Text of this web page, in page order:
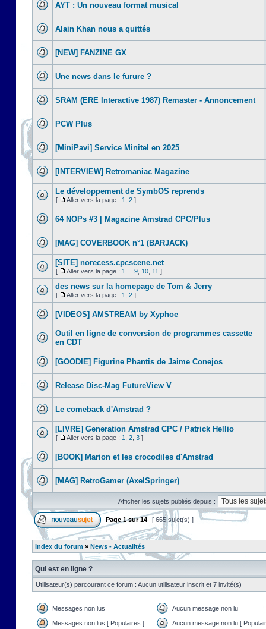
AYT : Un nouveau format musical
Alain Khan nous a quittés
[NEW] FANZINE GX
Une news dans le furure ?
SRAM (ERE Interactive 1987) Remaster - Annoncement
PCW Plus
[MiniPavi] Service Minitel en 2025
[INTERVIEW] Retromaniac Magazine
Le développement de SymbOS reprends
[ Aller vers la page : 1 2 ]
64 NOPs #3 | Magazine Amstrad CPC/Plus
[MAG] COVERBOOK n°1 (BARJACK)
[SITE] norecess.cpcscene.net
[ Aller vers la page : 1 9 10 11 ]
des news sur la homepage de Tom & Jerry
[ Aller vers la page : 1 2 ]
[VIDEOS] AMSTREAM by Xyphoe
Outil en ligne de conversion de programmes cassette
en CDT
[GOODIE] Figurine Phantis de Jaime Conejos
Release Disc-Mag FutureView V
Le comeback d'Amstrad ?
[LIVRE] Generation Amstrad CPC / Patrick Hellio
[ Aller vers la page : 1 2 3 ]
[BOOK] Marion et les crocodiles d'Amstrad
[MAG] RetroGamer (AxelSpringer)
Afficher les sujets publiés depuis :
Page1sur14 [ 665 sujet(s) ]
Index du forum » News - Actualités
Qui est en ligne ?
Utilisateur(s) parcourant ce forum : Aucun utilisateur inscrit et 7 invité(s)
Messages non lus Aucun message non lu
Messages non lus [ Populaires ] Aucun message non lu [